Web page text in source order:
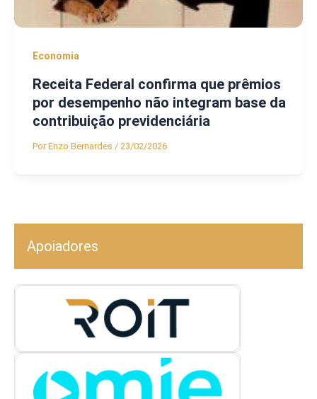
Economia
Receita Federal confirma que prêmios
por desempenho não integram base da
contribuição previdenciária
PorEnzo Bernardes / 23/02/2026
Apoiadores